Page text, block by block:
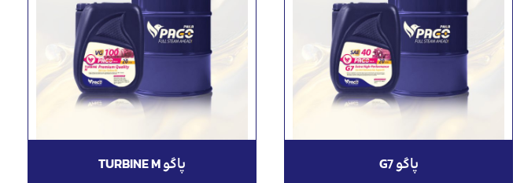
پاگو G7 پاگو TURBINE M